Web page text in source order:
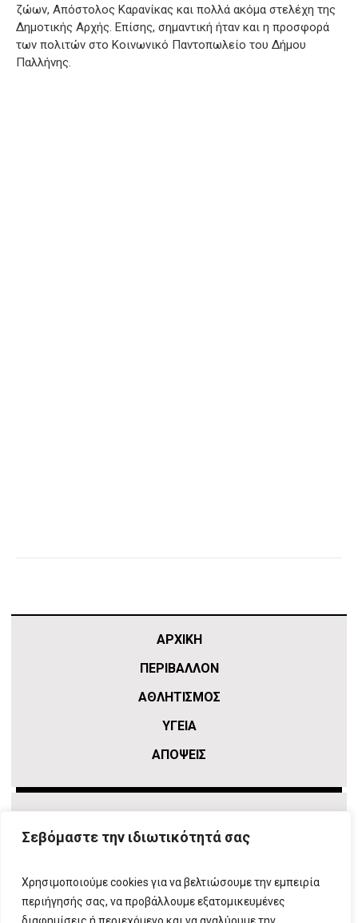
Σεβόμαστε την ιδιωτικότητά σας
Χρησιμοποιούμε cookies για να βελτιώσουμε την εμπειρία
περιήγησής σας, να προβάλλουμε εξατομικευμένες
ζώων, Απόστολος Καρανίκας και πολλά ακόμα στελέχη της
Δημοτικής Αρχής. Επίσης, σημαντική ήταν και η προσφορά
των πολιτών στο Κοινωνικό Παντοπωλείο του Δήμου
Παλλήνης.
ΑΡΧΙΚΗ
ΠΕΡΙΒΑΛΛΟΝ
ΑΘΛΗΤΙΣΜΌΣ
ΥΓΕΙΑ
ΑΠΟΨΕΙΣ